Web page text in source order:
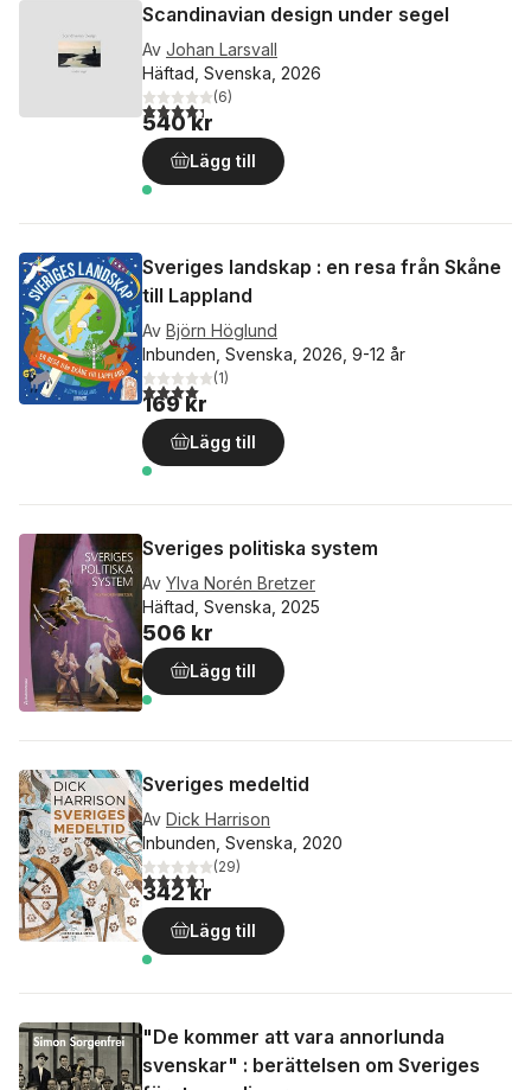
Scandinavian design under segel
Av Johan Larsvall
Häftad, Svenska, 2026
4,3utav 5 stjärnor. Totalt antal röster:
(6)
540 kr
Lägg till
Sveriges landskap : en resa från Skåne
till Lappland
Av Björn Höglund
Inbunden, Svenska, 2026, 9-12 år
4,0utav 5 stjärnor. Totalt antal röster:
(1)
169 kr
Lägg till
Sveriges politiska system
Av Ylva Norén Bretzer
Häftad, Svenska, 2025
506 kr
Lägg till
Sveriges medeltid
Av Dick Harrison
Inbunden, Svenska, 2020
4,3utav 5 stjärnor. Totalt antal röster:
(29)
342 kr
Lägg till
"De kommer att vara annorlunda
svenskar" : berättelsen om Sveriges